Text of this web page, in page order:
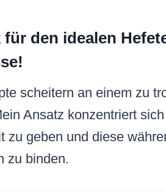
für den idealen
scheitern an einem zu
Ansatz konzentriert
zu geben und diese
zu binden.